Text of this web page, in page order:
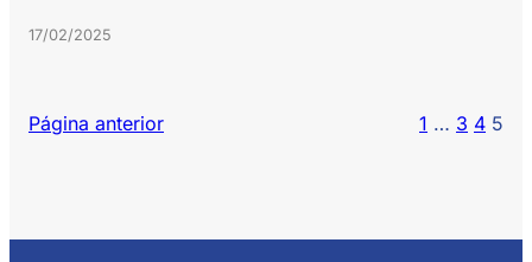
17/02/2025
Página anterior 1 … 3 4 5